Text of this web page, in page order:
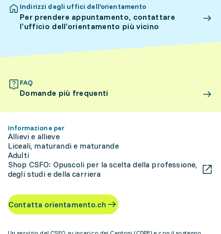
Indirizzi degli uffici dell’orientamento
Per prendere appuntamento, contattare
l’ufficio dell’orientamento più vicino
FAQ
Domande più frequenti
Informazione per
Allievi e allieve
Liceali, maturandi e maturande
Adulti
Shop CSFO: Opuscoli per la scelta della professione,
degli studi e della carriera
Contatta orientamento.ch